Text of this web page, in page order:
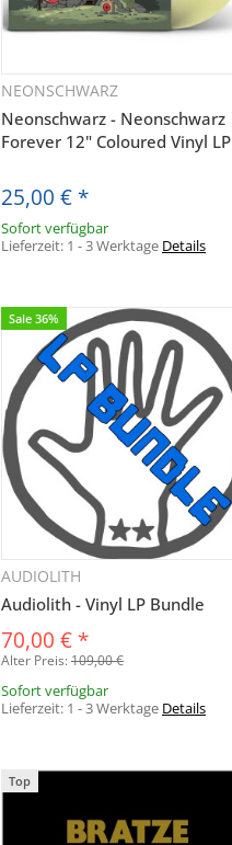
Schnellkauf
NEONSCHWARZ
Neonschwarz - Neonschwarz
Forever 12" Coloured Vinyl LP
25,00 € *
Sofort verfügbar
Lieferzeit: 1 - 3 Werktage Details
Sale 36%
AUDIOLITH
Audiolith - Vinyl LP Bundle
70,00 € *
Alter Preis: 109,00 €
Sofort verfügbar
Lieferzeit: 1 - 3 Werktage Details
Top